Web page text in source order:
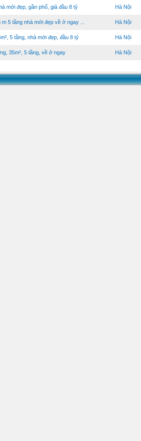
mới đẹp, gần phố, giá đầu 8 tỷ Hà Nội
5 tầng nhà mới đẹp về ở ngay ... Hà Nội
5 tầng, nhà mới đẹp, đầu 8 tỷ Hà Nội
35m², 5 tầng, về ở ngay Hà Nội